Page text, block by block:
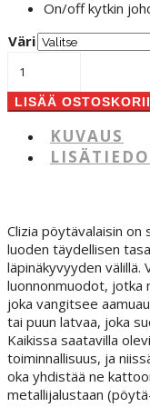
On/off kytkin
Väri
pöytävalaisin
määrä
LISÄÄ
KUVAUS
Clizia pöytävalaisin
luoden täydellisen
läpinäkyvyyden välillä.
luonnonmuodot, jotka
joka vangitsee
tai puun latvaa, joka
Kaikissa saatavilla
toiminnallisuus, ja
oka yhdistää ne
metallijalustaan